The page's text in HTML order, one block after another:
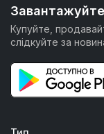
Купуйте,
слідкуйте за